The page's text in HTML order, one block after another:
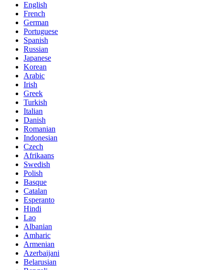
English
French
German
Portuguese
Spanish
Russian
Japanese
Korean
Arabic
Irish
Greek
Turkish
Italian
Danish
Romanian
Indonesian
Czech
Afrikaans
Swedish
Polish
Basque
Catalan
Esperanto
Hindi
Lao
Albanian
Amharic
Armenian
Azerbaijani
Belarusian